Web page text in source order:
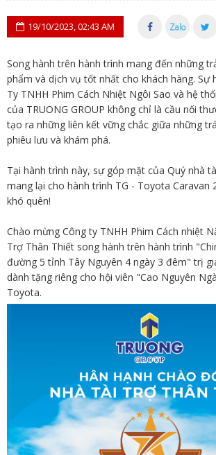
19/10/2023, 02:43 AM
Song hành trên hành trình mang đến những
phẩm và dịch vụ tốt nhất cho khách hàng. Sự
Ty TNHH Phim Cách Nhiệt Ngôi Sao và hệ
của TRUONG GROUP không chỉ là cầu nối
tạo ra những liên kết vững chắc giữa những
phiêu lưu và khám phá.
Tại hành trình này, sự góp mặt của Quý nhà
mang lại cho hành trình TG - Toyota Caravan
khó quên!
Chào mừng Công ty TNHH Phim Cách nhiệt
Trợ Thân Thiết song hành trên hành trình
đường 5 tỉnh Tây Nguyên 4 ngày 3 đêm" trị
dành tặng riêng cho hội viên "Cao Nguyên
Toyota.